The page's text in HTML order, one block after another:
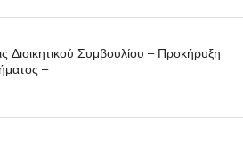
Διοικητικού Συμβουλίου – Προκήρυξη
–